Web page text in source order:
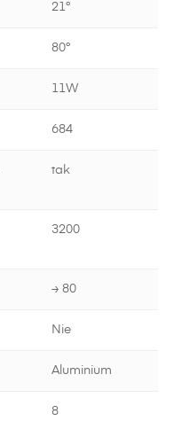
21°
80°
11W
684
tak
3200
≥ 80
Nie
Aluminium
8